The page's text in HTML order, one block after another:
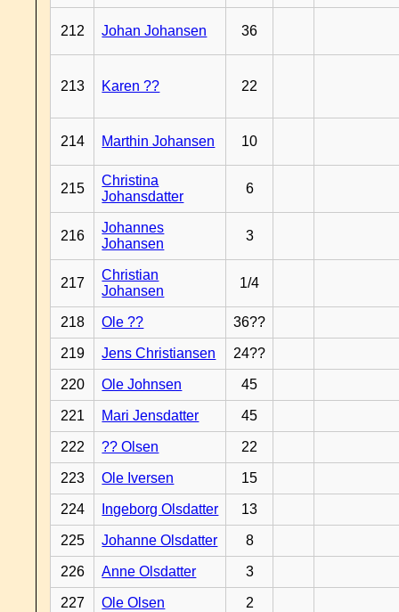
212 Johan Johansen 36
213 Karen ?? 22
214 Marthin Johansen 10
215
Christina
Johansdatter
6
216
Johannes
Johansen
3
217
Christian
Johansen
1/4
218 Ole ?? 36??
219 Jens Christiansen 24??
220 Ole Johnsen 45
221 Mari Jensdatter 45
222 ?? Olsen 22
223 Ole Iversen 15
224 Ingeborg Olsdatter 13
225 Johanne Olsdatter 8
226 Anne Olsdatter 3
227 Ole Olsen 2